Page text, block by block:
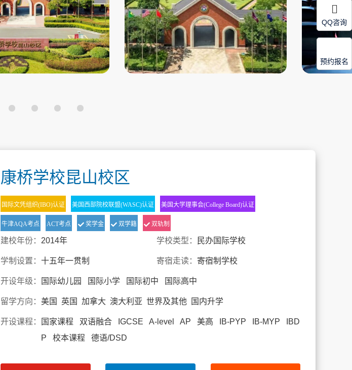
康桥学校昆山校区
国际文凭组织(IBO)认证 美国西部院校联盟(WASC)认证 美国大学理事会(College Board)认证
牛津AQA考点 ACT考点 奖学金 双学籍 双轨制
建校年份： 2014年 学校类型： 民办国际学校
学制设置：十五年一贯制 寄宿走读： 寄宿制学校
开设年级： 国际幼儿园 国际小学 国际初中 国际高中
留学方向： 美国 英国 加拿大 澳大利亚 世界及其他 国内升学
开设课程：
国家课程 双语融合 IGCSE A-level AP 美高 IB-PYP IB-MYP IBD
P 校本课程 德语/DSD
QQ咨询
预约报名